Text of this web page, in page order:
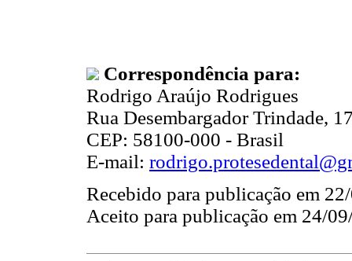
Correspondência para:
Rodrigo Araújo Rodrigues
Rua Desembargador Trindade,
CEP: 58100-000 - Brasil
E-mail:
Recebido para publicação em
Aceito para publicação em 24/